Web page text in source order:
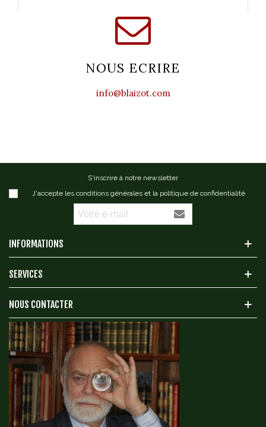
NOUS ECRIRE
info@blaizot.com
S'inscrire à notre newsletter
J'accepte les conditions générales et la politique de confidentialité
INFORMATIONS
SERVICES
NOUS CONTACTER